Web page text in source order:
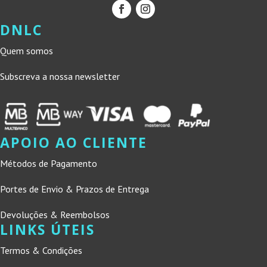
DNLC
Quem somos
Subscreva a nossa newsletter
APOIO AO CLIENTE
Métodos de Pagamento
Portes de Envio & Prazos de Entrega
Devoluções & Reembolsos
LINKS ÚTEIS
Termos & Condições